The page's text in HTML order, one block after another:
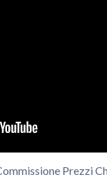
Prezzi